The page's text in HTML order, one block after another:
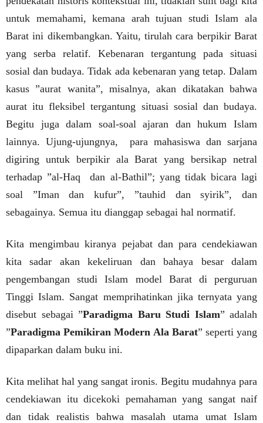
untuk memahami, kemana arah tujuan studi Islam ala
Barat ini dikembangkan. Yaitu, tirulah cara berpikir Barat
yang serba relatif. Kebenaran tergantung pada situasi
sosial dan budaya. Tidak ada kebenaran yang tetap. Dalam
kasus ”aurat wanita”, misalnya, akan dikatakan bahwa
aurat itu fleksibel tergantung situasi sosial dan budaya.
Begitu juga dalam soal-soal ajaran dan hukum Islam
lainnya. Ujung-ujungnya,
para mahasiswa dan sarjana
digiring untuk berpikir ala Barat yang bersikap netral
terhadap ”al-Haq
dan al-Bathil”; yang tidak bicara lagi
soal ”Iman dan kufur”, ”tauhid dan syirik”, dan
sebagainya. Semua itu dianggap sebagai hal normatif.
Kita mengimbau kiranya pejabat dan para cendekiawan
kita sadar akan kekeliruan dan bahaya besar dalam
pengembangan studi Islam model Barat di perguruan
Tinggi Islam. Sangat memprihatinkan jika ternyata yang
disebut sebagai ”Paradigma Baru Studi Islam” adalah
”Paradigma Pemikiran Modern Ala Barat” seperti yang
dipaparkan dalam buku ini.
Kita melihat hal yang sangat ironis. Begitu mudahnya para
cendekiawan itu dicekoki pemahaman yang sangat naif
dan tidak realistis bahwa masalah utama umat Islam